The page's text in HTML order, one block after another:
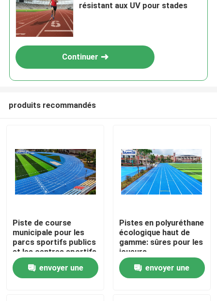
Accueil
Produits
résistant aux UV pour stades
Continuer
produits recommandés
Piste de course
municipale pour les
parcs sportifs publics
et les centres sportifs
envoyer une
Pistes en polyuréthane
écologique haut de
gamme: sûres pour les
joueurs,
respectueuses de la
terre
envoyer une